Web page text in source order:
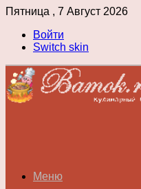
Пятница , 7 Август 2026
Войти
Switch skin
Меню